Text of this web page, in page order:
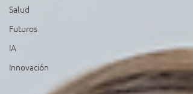
Salud
Futuros
IA
Innovación